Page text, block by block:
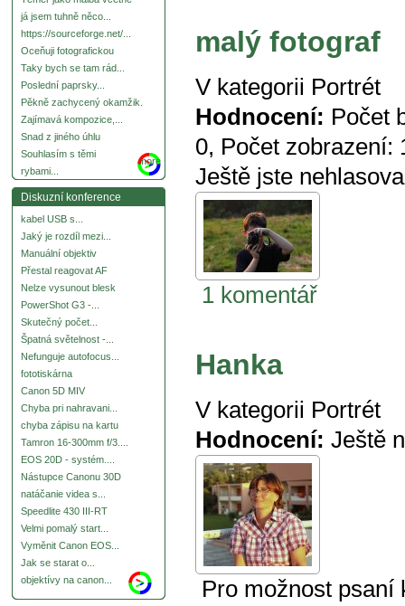
já jsem tuhně něco...
https://sourceforge.net/...
Oceňuji fotografickou
Taky bych se tam rád...
Poslední paprsky...
Pěkně zachycený okamžik.
Zajímavá kompozice,...
Snad z jiného úhlu
Souhlasím s těmi
rybami...
more
Diskuzní konference
kabel USB s...
Jaký je rozdíl mezi...
Manuální objektiv
Přestal reagovat AF
Nelze vysunout blesk
PowerShot G3 -...
Skutečný počet...
Špatná světelnost -...
Nefunguje autofocus...
fototiskárna
Canon 5D MIV
Chyba pri nahravani...
chyba zápisu na kartu
Tamron 16-300mm f/3....
EOS 20D - systém....
Nástupce Canonu 30D
natáčanie videa s...
Speedlite 430 III-RT
Velmi pomalý start...
Vyměnit Canon EOS...
Jak se starat o...
objektívy na canon...
malý fotograf
V kategorii Portrét
Hodnocení: Počet
0, Počet zobrazení:
Ještě jste
1 komentář
Hanka
V kategorii Portrét
Hodnocení: Ještě
Pro možnost